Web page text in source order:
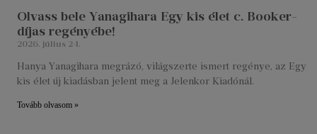
Olvass bele Yanagihara Egy kis élet c. Booker-
díjas regényébe!
2026. július 24.
Hanya Yanagihara megrázó, világszerte ismert regénye, az Egy
kis élet új kiadásban jelent meg a Jelenkor Kiadónál.
Tovább olvasom »